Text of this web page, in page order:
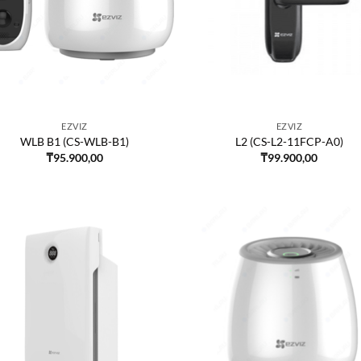
EZVIZ
WLB B1 (CS-WLB-B1)
₸95.900,00
EZVIZ
L2 (CS-L2-11FCP-A0)
₸99.900,00